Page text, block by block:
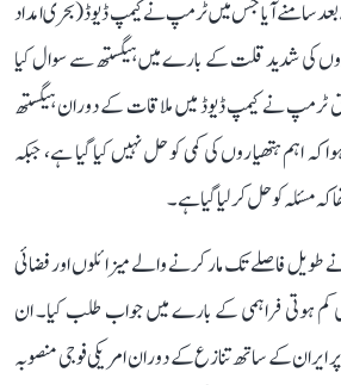
سامنے آیا جس میں ٹرمپ نے کیمپ ڈیوڈ (بحری امداد
کی شدید قلت کے بارے میں ہیگستھ سے سوال کیا
ٹرمپ نے کیمپ ڈیوڈ میں ملاقات کے دوران ہیگستھ
کہ اہم ہتھیاروں کی کمی کو حل نہیں کیا گیا ہے، جبکہ
کہ مسئلہ کو حل کر لیا گیا ہے۔
طویل فاصلے تک مار کرنے والے میزائلوں اور فضائی
کم ہوتی فراہمی کے بارے میں جواب طلب کیا۔ ان
ایران کے ساتھ تنازع کے دوران امریکی فوجی منصوبہ